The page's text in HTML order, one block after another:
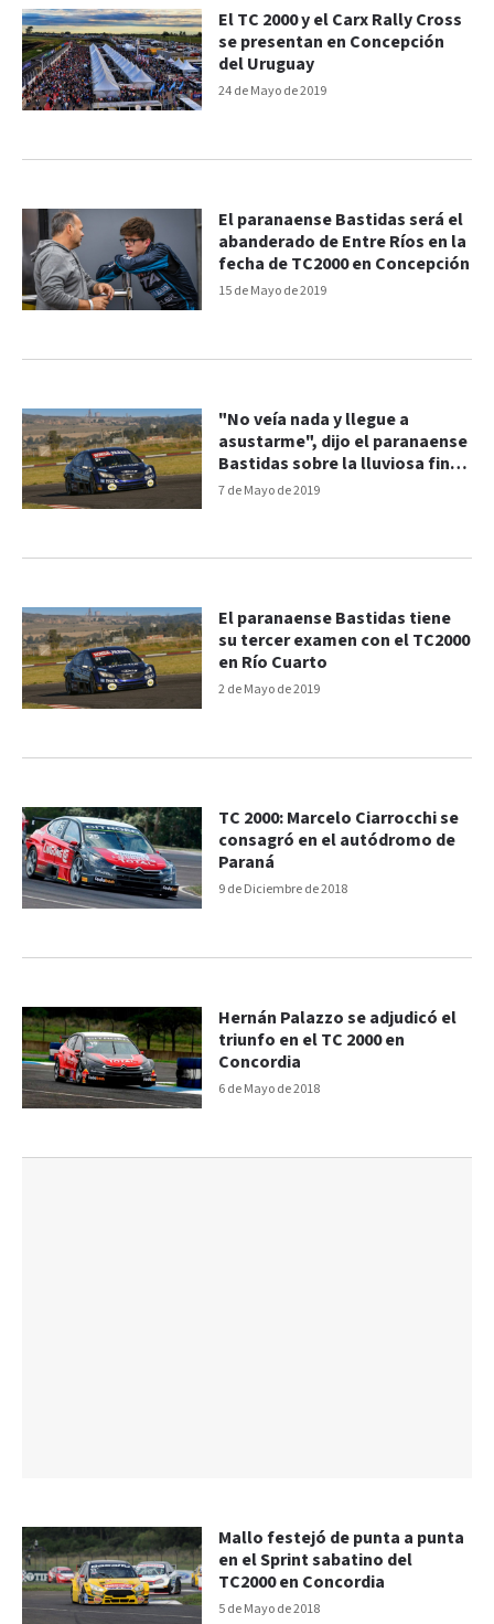
24 de Mayo de 2019
El TC 2000 y el Carx Rally Cross
se presentan en Concepción
del Uruguay
15 de Mayo de 2019
El paranaense Bastidas será el
abanderado de Entre Ríos en la
fecha de TC2000 en Concepción
7 de Mayo de 2019
"No veía nada y llegue a
asustarme", dijo el paranaense
Bastidas sobre la lluviosa final
del TC2000
2 de Mayo de 2019
El paranaense Bastidas tiene
su tercer examen con el TC2000
en Río Cuarto
9 de Diciembre de 2018
TC 2000: Marcelo Ciarrocchi se
consagró en el autódromo de
Paraná
6 de Mayo de 2018
Hernán Palazzo se adjudicó el
triunfo en el TC 2000 en
Concordia
5 de Mayo de 2018
Mallo festejó de punta a punta
en el Sprint sabatino del
TC2000 en Concordia